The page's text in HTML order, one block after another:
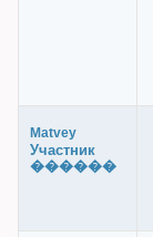
Matvey
Участник
������